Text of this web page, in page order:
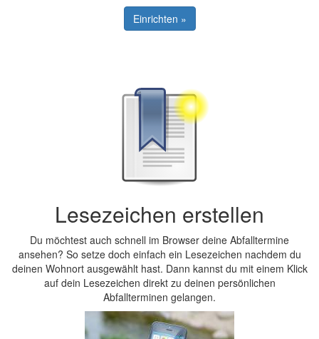
Einrichten »
Lesezeichen erstellen
Du möchtest auch schnell im Browser deine Abfalltermine
ansehen? So setze doch einfach ein Lesezeichen nachdem du
deinen Wohnort ausgewählt hast. Dann kannst du mit einem Klick
auf dein Lesezeichen direkt zu deinen persönlichen
Abfallterminen gelangen.